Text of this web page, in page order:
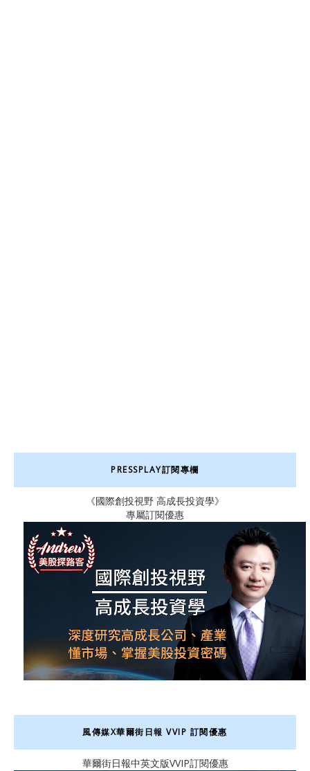
PRESSPLAY訂閱專欄
《國際創投視野 高成長投資學》
專屬訂閱優惠
風傳媒X華爾街日報 VVIP 訂閱優惠
華爾街日報中英文版VVIP訂閱優惠